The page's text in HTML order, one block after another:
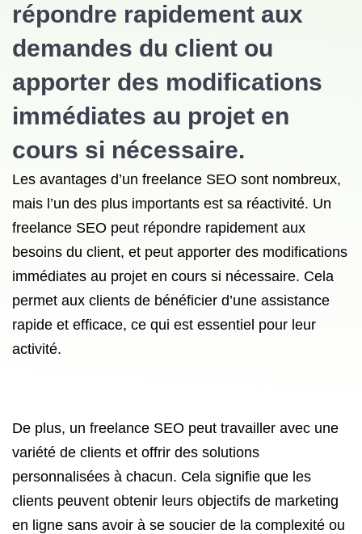
répondre rapidement aux
demandes du client ou
apporter des modifications
immédiates au projet en
cours si nécessaire.
Les avantages d’un freelance SEO sont nombreux,
mais l’un des plus importants est sa réactivité. Un
freelance SEO peut répondre rapidement aux
besoins du client, et peut apporter des modifications
immédiates au projet en cours si nécessaire. Cela
permet aux clients de bénéficier d’une assistance
rapide et efficace, ce qui est essentiel pour leur
activité.
De plus, un freelance SEO peut travailler avec une
variété de clients et offrir des solutions
personnalisées à chacun. Cela signifie que les
clients peuvent obtenir leurs objectifs de marketing
en ligne sans avoir à se soucier de la complexité ou